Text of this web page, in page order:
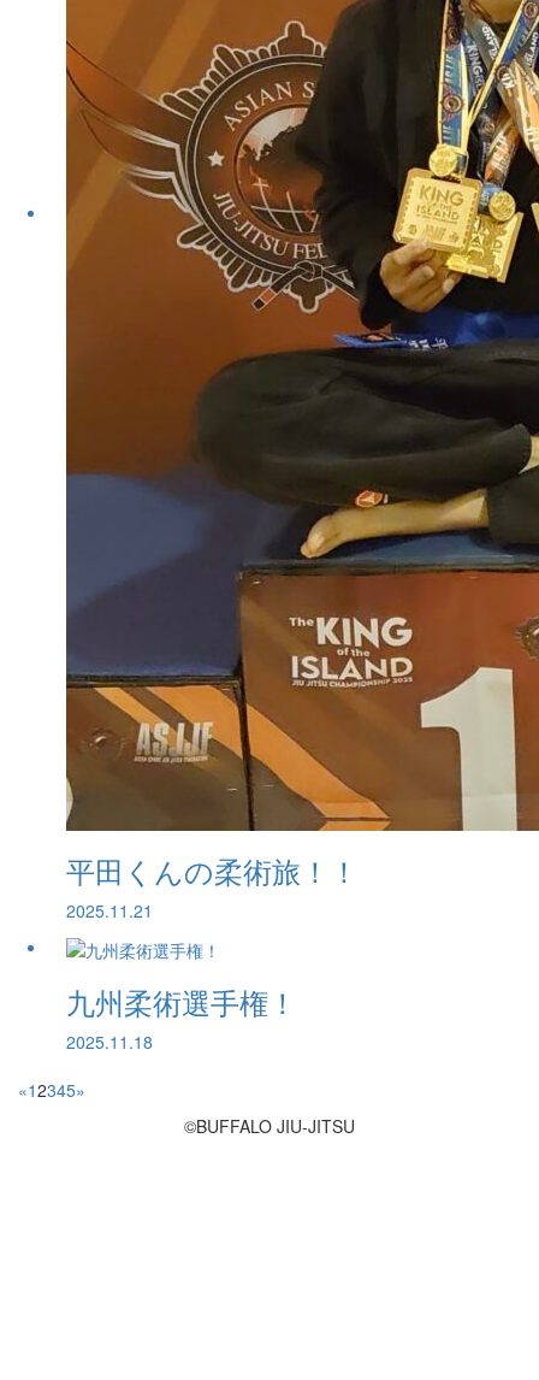
平田くんの柔術旅！！
2025.11.21
九州柔術選手権！
2025.11.18
«12345»
©BUFFALO JIU-JITSU